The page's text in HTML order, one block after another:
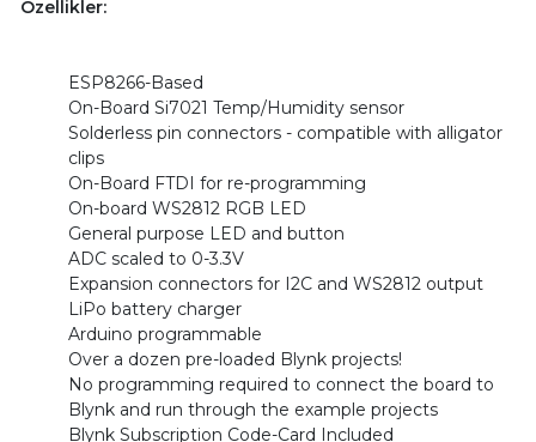
Özellikler:
ESP8266-Based
On-Board Si7021 Temp/Humidity sensor
Solderless pin connectors - compatible with alligator
clips
On-Board FTDI for re-programming
On-board WS2812 RGB LED
General purpose LED and button
ADC scaled to 0-3.3V
Expansion connectors for I2C and WS2812 output
LiPo battery charger
Arduino programmable
Over a dozen pre-loaded Blynk projects!
No programming required to connect the board to
Blynk and run through the example projects
Blynk Subscription Code-Card Included